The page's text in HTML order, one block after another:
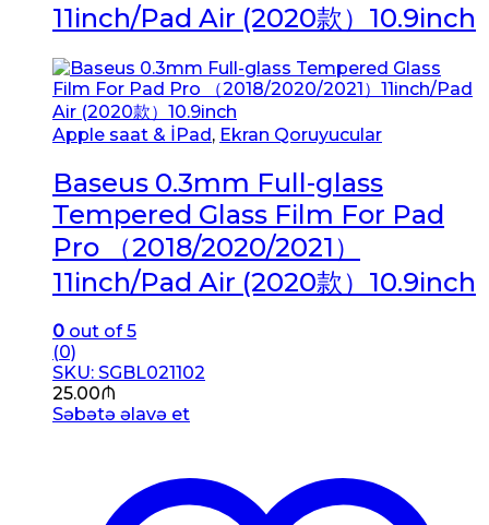
11inch/Pad Air (2020款）10.9inch
Apple saat & İPad, Ekran Qoruyucular
Baseus 0.3mm Full-glass
Tempered Glass Film For Pad
Pro （2018/2020/2021）
11inch/Pad Air (2020款）10.9inch
0 out of 5
(0)
SKU: SGBL021102
25.00₼
Səbətə əlavə et